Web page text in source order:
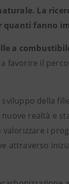
La
fanno
a
favorire il
della
realtà e
i
attraverso